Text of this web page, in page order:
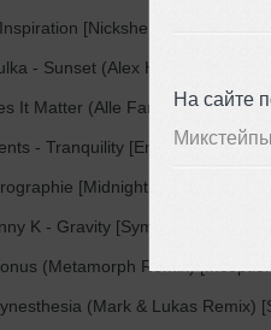
На сайте
[Nicksher Music]
- Sunset (Alex H Remix)
It Matter (Alle Farben Mix)
- Tranquility [Emergent Shores]
[Midnight Aurora]
K - Gravity [Symphonic
(Metamorph Remix) [Inception]
(Mark & Lukas Remix)